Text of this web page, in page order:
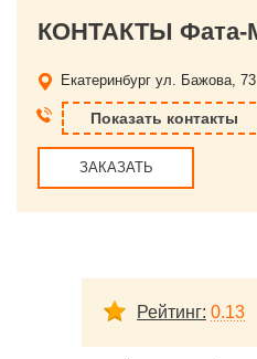
Екатеринбург ул. Бажова, 73
Показать контакты
ЗАКАЗАТЬ
Рейтинг: 0.13